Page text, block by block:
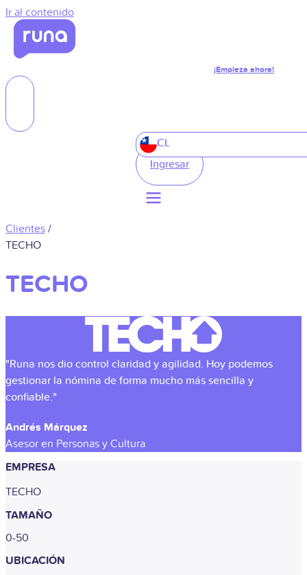
Ir al contenido
¡Empieza ahora!
CL
Ingresar
Clientes /
TECHO
TECHO
"Runa nos dio control claridad y agilidad. Hoy podemos
gestionar la nómina de forma mucho más sencilla y
confiable."
Andrés Márquez
Asesor en Personas y Cultura
EMPRESA
TECHO
TAMAÑO
0-50
UBICACIÓN